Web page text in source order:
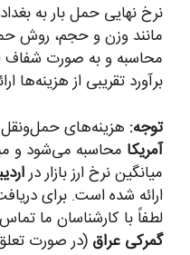
نرخ نهایی حمل بار به
مانند وزن و حجم، روش
محاسبه و به صورت شفاف
برآورد تقریبی از هزینه‌ها
توجه: هزینه‌های
آمریکا محاسبه می‌شود و
میانگین نرخ ارز بازار در
ارائه شده است. برای
لطفاً با کارشناسان ما
گمرکی عراق (در صورت